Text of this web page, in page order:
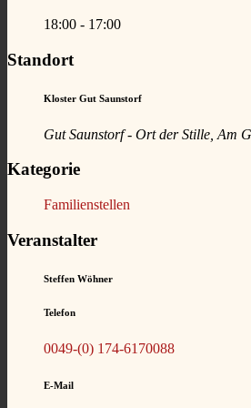
18:00 - 17:00
Standort
Kloster Gut Saunstorf
Gut Saunstorf - Ort der Stille, Am
Kategorie
Familienstellen
Veranstalter
Steffen Wöhner
Telefon
0049-(0) 174-6170088
E-Mail